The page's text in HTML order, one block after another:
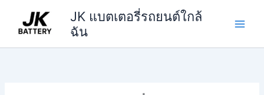
content
JK แบตเตอรี่รถยนต์ใกล้
ฉัน